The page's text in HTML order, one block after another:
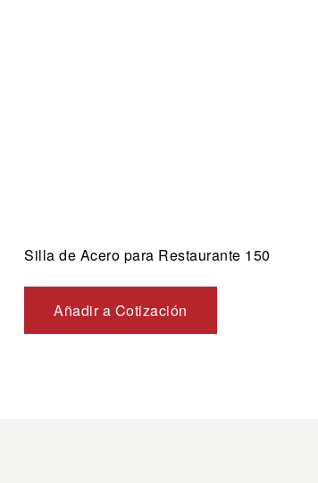
Silla de Acero para Restaurante 150
Añadir a Cotización